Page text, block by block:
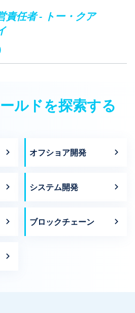
責任者 - トー・クア
ルドを探索する
オフショア開発
システム開発
ブロックチェーン